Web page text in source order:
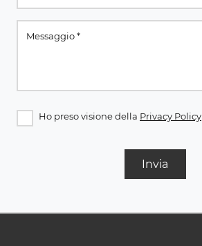
Ho preso visione della Privacy Policy
Invia